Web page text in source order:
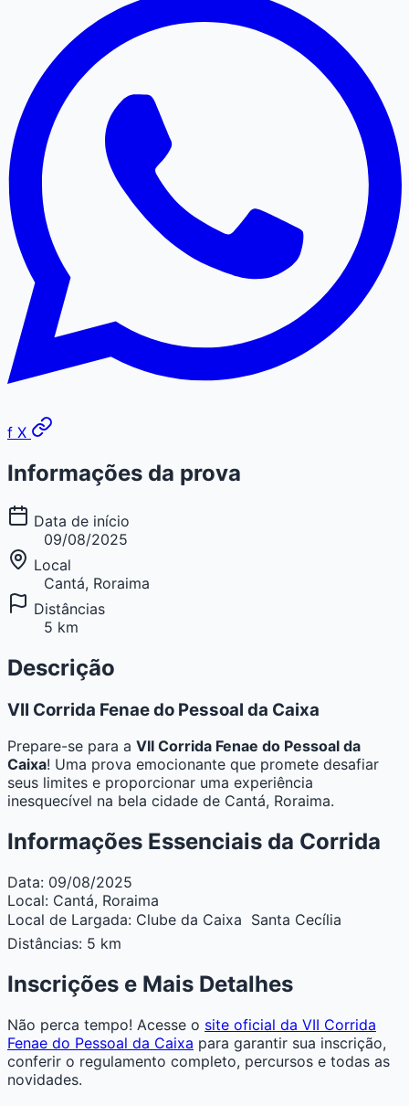
f X
Informações da prova
Data de início
09/08/2025
Local
Cantá, Roraima
Distâncias
5 km
Descrição
VII Corrida Fenae do Pessoal da Caixa
Prepare-se para a VII Corrida Fenae do Pessoal da
Caixa! Uma prova emocionante que promete desafiar
seus limites e proporcionar uma experiência
inesquecível na bela cidade de Cantá, Roraima.
Informações Essenciais da Corrida
Data: 09/08/2025
Local: Cantá, Roraima
Local de Largada: Clube da Caixa  Santa Cecília
Distâncias: 5 km
Inscrições e Mais Detalhes
Não perca tempo! Acesse o site oficial da VII Corrida
Fenae do Pessoal da Caixa para garantir sua inscrição,
conferir o regulamento completo, percursos e todas as
novidades.